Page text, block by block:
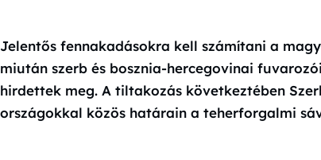
Jelentős fennakadásokra kell számítani a
miután szerb és bosznia-hercegovinai
hirdettek meg. A tiltakozás következtében
országokkal közös határain a teherforgalmi